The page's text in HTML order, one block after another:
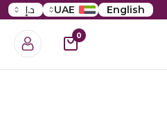
English
UAE د.إ
0